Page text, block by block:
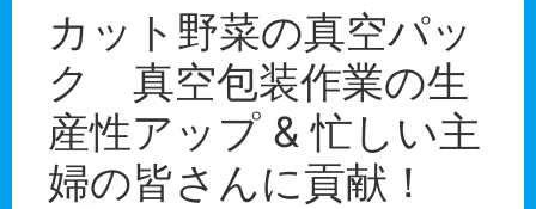
カット野菜の真空パッ
ク 真空包装作業の生
産性アップ & 忙しい主
婦の皆さんに貢献！